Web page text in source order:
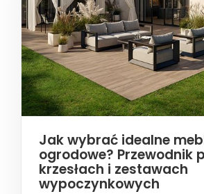
Jak wybrać idealne
ogrodowe? Przewodnik
krzesłach i zestawach
wypoczynkowych